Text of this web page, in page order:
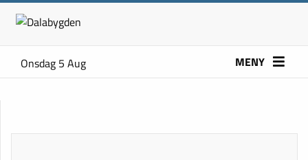
Onsdag 5 Aug MENY